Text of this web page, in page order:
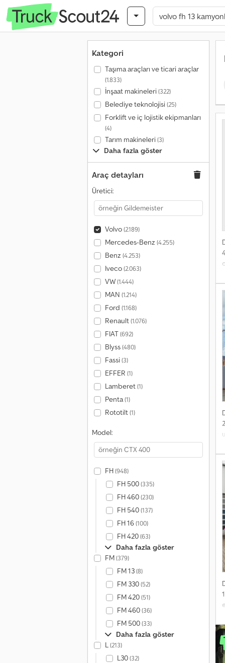
Kategori
Taşıma araçları ve ticari araçlar
(1.833)
İnşaat makineleri(322)
Belediye teknolojisi(25)
Forklift ve iç lojistik ekipmanları
(4)
Tarım makineleri(3)
Daha fazla göster
Araç detayları
Üretici:
Volvo(2.189)
Mercedes-Benz (4.255)
Benz (4.253)
Iveco(2.063)
VW(1.444)
MAN (1.214)
Ford (1.168)
Renault(1.076)
FIAT(692)
Blyss(480)
Fassi(3)
EFFER (1)
Lamberet(1)
Penta(1)
Rototilt(1)
Model:
FH(948)
FH 500(335)
FH 460(230)
FH 540(137)
FH 16(100)
FH 420(63)
Daha fazla göster
FM(379)
FM 13(8)
FM 330(52)
FM 420(51)
FM 460(36)
FM 500(33)
Daha fazla göster
L(213)
L30(32)